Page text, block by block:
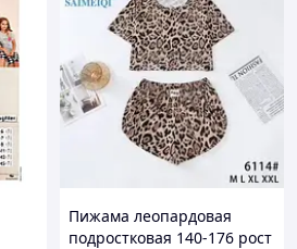
Пижама леопардовая
подростковая 140-176 рост